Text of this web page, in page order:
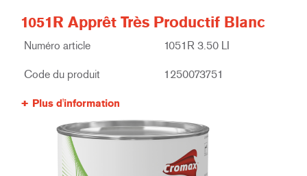
1051R Apprêt Très Productif Blanc
Numéro article 1051R 3.50 LI
Code du produit 1250073751
Plus d'information